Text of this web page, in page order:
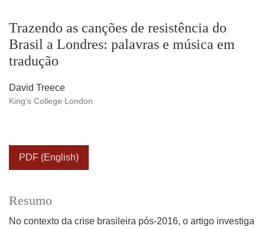
Trazendo as canções de resistência do
Brasil a Londres: palavras e música em
tradução
David Treece
King's College London
PDF (English)
Resumo
No contexto da crise brasileira pós-2016, o artigo investiga